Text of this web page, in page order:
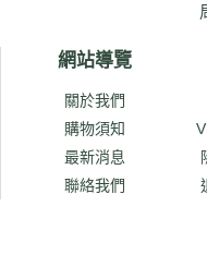
網站導覽
關於我們
購物須知
最新消息
聯絡我們